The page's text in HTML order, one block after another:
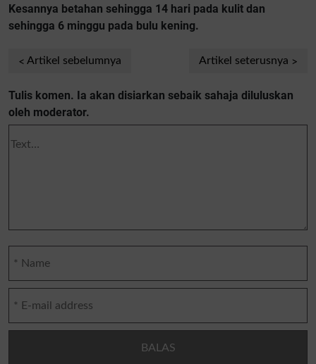
Kesannya betahan sehingga 14 hari pada kulit dan
sehingga 6 minggu pada bulu kening.
Artikel sebelumnya Artikel seterusnya
Tulis komen. Ia akan disiarkan sebaik sahaja diluluskan
oleh moderator.